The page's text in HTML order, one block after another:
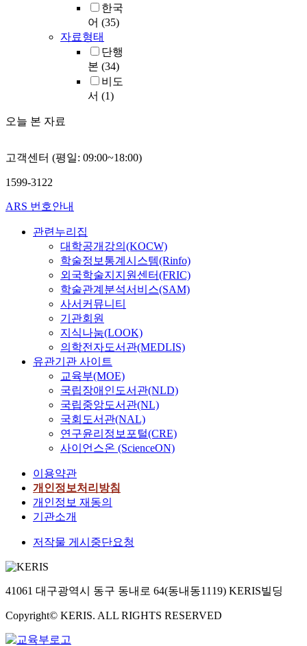
한국
어 (35)
자료형태
단행
본 (34)
비도
서 (1)
오늘 본 자료
고객센터 (평일: 09:00~18:00)
1599-3122
ARS 번호안내
관련누리집
대학공개강의(KOCW)
학술정보통계시스템(Rinfo)
외국학술지지원센터(FRIC)
학술관계분석서비스(SAM)
사서커뮤니티
기관회원
지식나눔(LOOK)
의학전자도서관(MEDLIS)
유관기관 사이트
교육부(MOE)
국립장애인도서관(NLD)
국립중앙도서관(NL)
국회도서관(NAL)
연구윤리정보포털(CRE)
사이언스온 (ScienceON)
이용약관
개인정보처리방침
개인정보 재동의
기관소개
저작물 게시중단요청
41061 대구광역시 동구 동내로 64(동내동1119) KERIS빌딩
Copyright© KERIS. ALL RIGHTS RESERVED